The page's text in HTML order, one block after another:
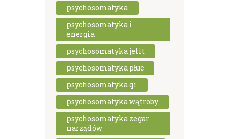
psychosomatyka
psychosomatyka i
energia
psychosomatyka jelit
psychosomatyka płuc
psychosomatyka qi
psychosomatyka wątroby
psychosomatyka zegar
narządów